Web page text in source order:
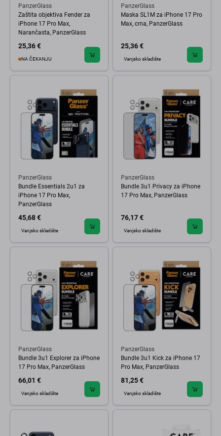
PanzerGlass
Zaštita objektiva Fender za
iPhone 17 Pro Max,
Narančasta, PanzerGlass
25,36 €
NA ČEKANJU
PanzerGlass
Maska SL1M za iPhone 17 Pro
Max, crna, PanzerGlass
25,36 €
Vanjsko skladište
PanzerGlass
Bundle Essentials 2u1 za
iPhone 17 Pro Max,
PanzerGlass
45,68 €
Vanjsko skladište
PanzerGlass
Bundle 3u1 Privacy za iPhone
17 Pro Max, PanzerGlass
76,17 €
Vanjsko skladište
PanzerGlass
Bundle 3u1 Explorer za iPhone
17 Pro Max, PanzerGlass
66,01 €
Vanjsko skladište
PanzerGlass
Bundle 3u1 Kick za iPhone 17
Pro Max, PanzerGlass
81,25 €
Vanjsko skladište